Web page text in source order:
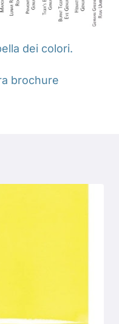
dei colori.
brochure